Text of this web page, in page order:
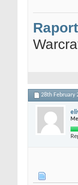
28th February